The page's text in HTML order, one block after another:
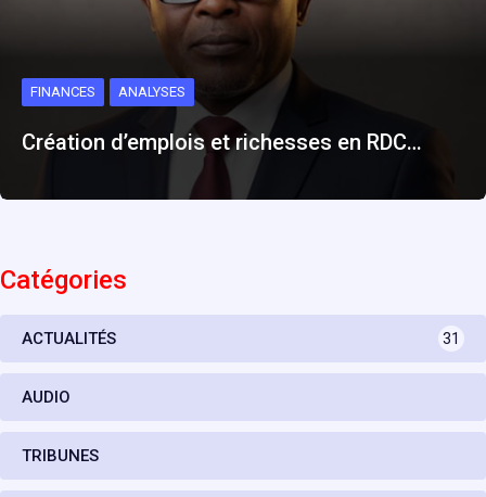
FINANCES ANALYSES
Création d’emplois et richesses en RDC…
Catégories
ACTUALITÉS 31
AUDIO
TRIBUNES